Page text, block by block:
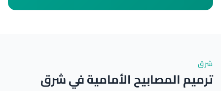
شرق
ترميم المصابيح الأمامية في شرق